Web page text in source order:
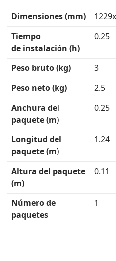
técnica
Dimensiones (mm)
Tiempo
de instalación (h)
0.25
Peso bruto (kg)
3
Peso neto (kg)
2.5
Anchura del
paquete (m)
0.25
Longitud del
paquete (m)
1.24
Altura del paquete
(m)
0.11
Número de
paquetes
1